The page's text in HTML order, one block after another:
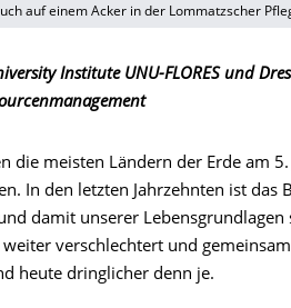
auf einem Acker in der Lommatzscher
Institute UNU-FLORES und
die meisten Ländern der Erde am
In den letzten Jahrzehnten ist das
damit unserer Lebensgrundlagen
verschlechtert und
heute dringlicher denn je.